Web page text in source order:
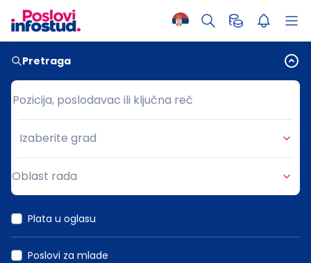
Pretraga
Pozicija, poslodavac ili ključna reč
Pozicija, poslodavac ili ključna reč
Grad
Izaberite grad
Oblast rada
Plata u oglasu
Poslovi za mlade